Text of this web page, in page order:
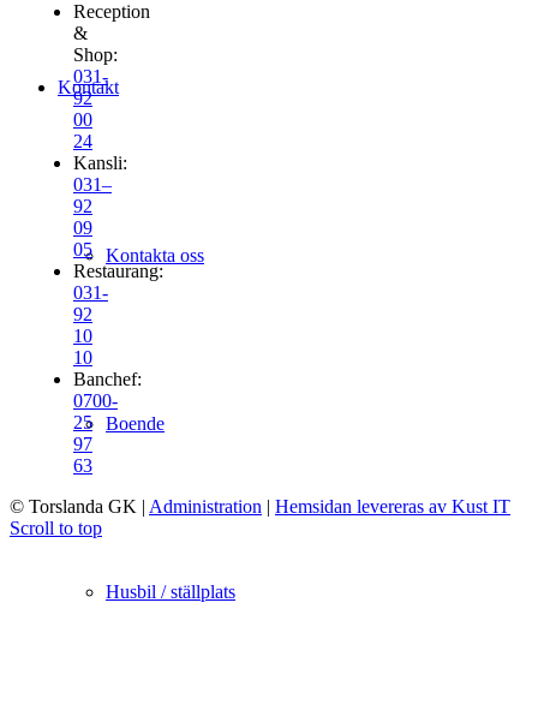
Kontakt
Kontakta oss
Boende
Husbil / ställplats
Reception
&
Shop:
031-
92
00
24
Kansli:
031–
92
09
05
Restaurang:
031-
92
10
10
Banchef:
0700-
25
97
63
© Torslanda GK Administration
Hemsidan levereras av Kust IT
Scroll to top